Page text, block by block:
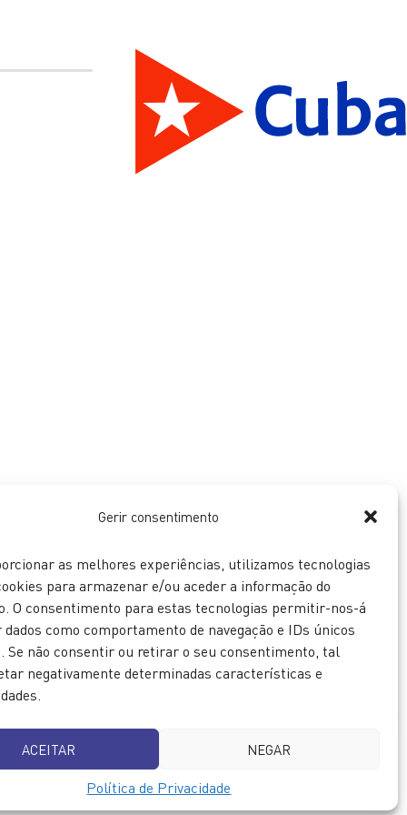
Gerir consentimento
as melhores experiências, utilizamos tecnologias
para armazenar e/ou aceder a informação do
O consentimento para estas tecnologias permitir-nos-á
dados como comportamento de navegação e IDs únicos
Se não consentir ou retirar o seu consentimento, tal
negativamente determinadas características e
ACEITAR NEGAR
Política de Privacidade